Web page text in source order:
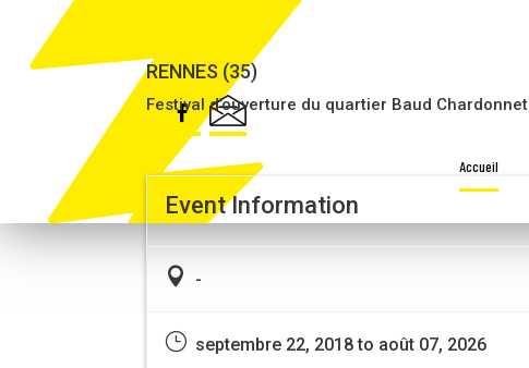
Accueil
CLÉMENCE DE CLAMARD
RENNES (35)
Festival d’ouverture du quartier Baud Chardonnet
Event Information
 -
} septembre 22, 2018 to août 07, 2026